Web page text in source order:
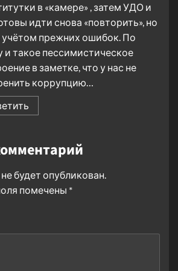
в «камере» , затем УДО и
идти снова «повторить», но
учётом прежних ошибок. По
и такое пессимистическое
в заметке, что у нас не
коррупцию…
будет опубликован.
помечены *